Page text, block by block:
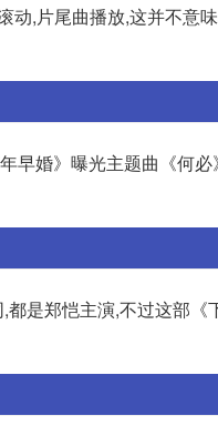
动,片尾曲播放,这并不意
早婚》曝光主题曲《何必
是郑恺主演,不过这部《